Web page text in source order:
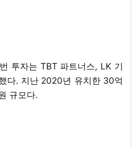
투자는 TBT 파트너스, LK 기
다. 지난 2020년 유치한 30억
규모다.